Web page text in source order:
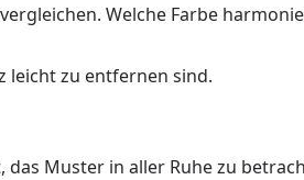
Welche Farbe
leicht zu entfernen sind.
Muster in aller Ruhe zu